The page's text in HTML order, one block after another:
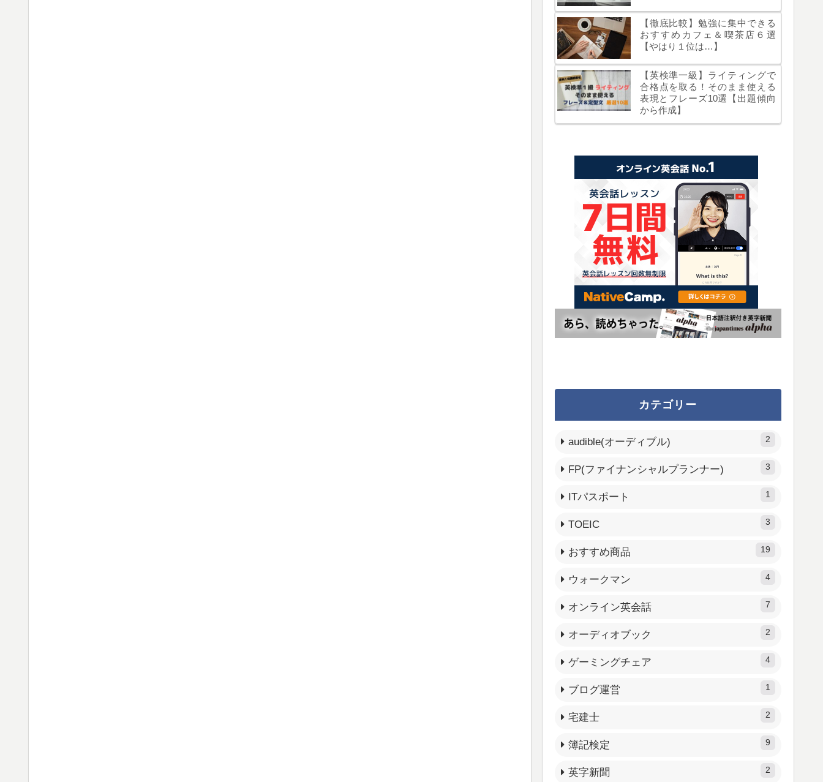
【徹底比較】勉強に集中できる
おすすめカフェ＆喫茶店６選
【やはり１位は…】
【英検準一級】ライティングで
合格点を取る！そのまま使える
表現とフレーズ10選【出題傾向
から作成】
カテゴリー
audible(オーディブル) 2
FP(ファイナンシャルプランナー) 3
ITパスポート 1
TOEIC 3
おすすめ商品 19
ウォークマン 4
オンライン英会話 7
オーディオブック 2
ゲーミングチェア 4
ブログ運営 1
宅建士 2
簿記検定 9
英字新聞 2